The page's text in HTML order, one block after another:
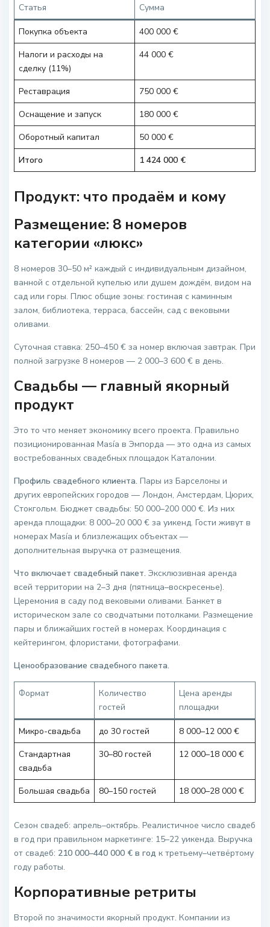
Статья Сумма
Покупка объекта
400 000 €
Налоги и расходы на
сделку (11%)
44 000 €
Реставрация
750 000 €
Оснащение и запуск
180 000 €
Оборотный капитал
50 000 €
Итого
1 424 000 €
Продукт: что продаём и кому
Размещение: 8 номеров
категории «люкс»
8 номеров 30–50 м² каждый с индивидуальным дизайном,
ванной с отдельной купелью или душем дождём, видом на
сад или горы. Плюс общие зоны: гостиная с каминным
залом, библиотека, терраса, бассейн, сад с вековыми
оливами.
Суточная ставка: 250–450 € за номер включая завтрак. При
полной загрузке 8 номеров — 2 000–3 600 € в день.
Свадьбы — главный якорный
продукт
Это то что меняет экономику всего проекта. Правильно
позиционированная Masía в Эмпорда — это одна из самых
востребованных свадебных площадок Каталонии.
Профиль свадебного клиента. Пары из Барселоны и
других европейских городов — Лондон, Амстердам, Цюрих,
Стокгольм. Бюджет свадьбы: 50 000–200 000 €. Из них
аренда площадки: 8 000–20 000 € за уикенд. Гости живут в
номерах Masía и близлежащих объектах —
дополнительная выручка от размещения.
Что включает свадебный пакет. Эксклюзивная аренда
всей территории на 2–3 дня (пятница–воскресенье).
Церемония в саду под вековыми оливами. Банкет в
историческом зале со сводчатыми потолками. Размещение
пары и ближайших гостей в номерах. Координация с
кейтерингом, флористами, фотографами.
Ценообразование свадебного пакета.
Формат
Количество
гостей
Цена аренды
площадки
Микро-свадьба до 30 гостей
8 000–12 000 €
Стандартная
свадьба
30–80 гостей 12 000–18 000 €
Большая свадьба 80–150 гостей 18 000–28 000 €
Сезон свадеб: апрель–октябрь. Реалистичное число свадеб
в год при правильном маркетинге: 15–22 уикенда. Выручка
от свадеб: 210 000–440 000 € в год к третьему–четвёртому
году работы.
Корпоративные ретриты
Второй по значимости якорный продукт. Компании из